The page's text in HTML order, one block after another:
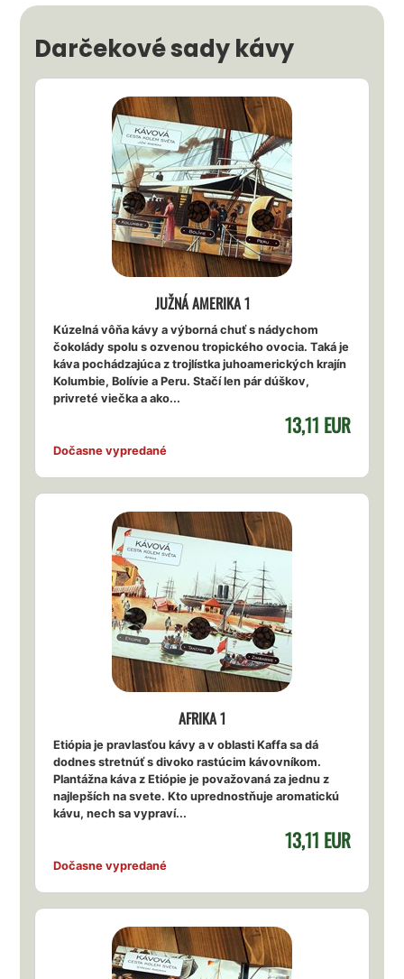
Darčekové sady kávy
JUŽNÁ AMERIKA 1
Kúzelná vôňa kávy a výborná chuť s nádychom
čokolády spolu s ozvenou tropického ovocia. Taká je
káva pochádzajúca z trojlístka juhoamerických krajín
Kolumbie, Bolívie a Peru. Stačí len pár dúškov,
privreté viečka a ako...
Dočasne vypredané
13,11 EUR
AFRIKA 1
Etiópia je pravlasťou kávy a v oblasti Kaffa sa dá
dodnes stretnúť s divoko rastúcim kávovníkom.
Plantážna káva z Etiópie je považovaná za jednu z
najlepších na svete. Kto uprednostňuje aromatickú
kávu, nech sa vypraví...
Dočasne vypredané
13,11 EUR